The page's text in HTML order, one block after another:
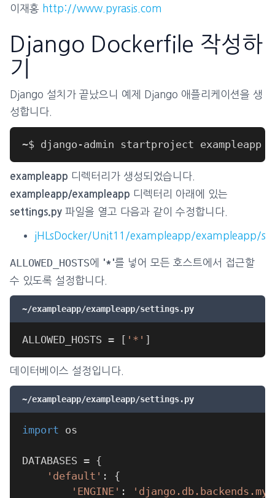
이재홍 http://www.pyrasis.com
Django Dockerfile 작성하
기
Django 설치가 끝났으니 예제 Django 애플리케이션을 생
성합니다.
exampleapp 디렉터리가 생성되었습니다.
exampleapp/exampleapp 디렉터리 아래에 있는
settings.py 파일을 열고 다음과 같이 수정합니다.
jHLsDocker/Unit11/exampleapp/exampleapp/
ALLOWED_HOSTS에 '*'를 넣어 모든 호스트에서 접근할
수 있도록 설정합니다.
~/exampleapp/exampleapp/settings.py
ALLOWED_HOSTS = [ '*' ]
데이터베이스 설정입니다.
~/exampleapp/exampleapp/settings.py
import
DATABASES = {
'default' :
{
'ENGINE' :